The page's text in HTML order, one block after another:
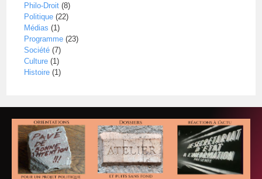
Philo-Droit (8)
Politique (22)
Médias (1)
Programme (23)
Société (7)
Culture (1)
Histoire (1)